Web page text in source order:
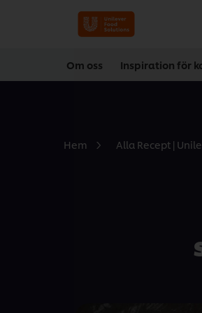
Om oss Inspiration för
Hem Alla Recept |